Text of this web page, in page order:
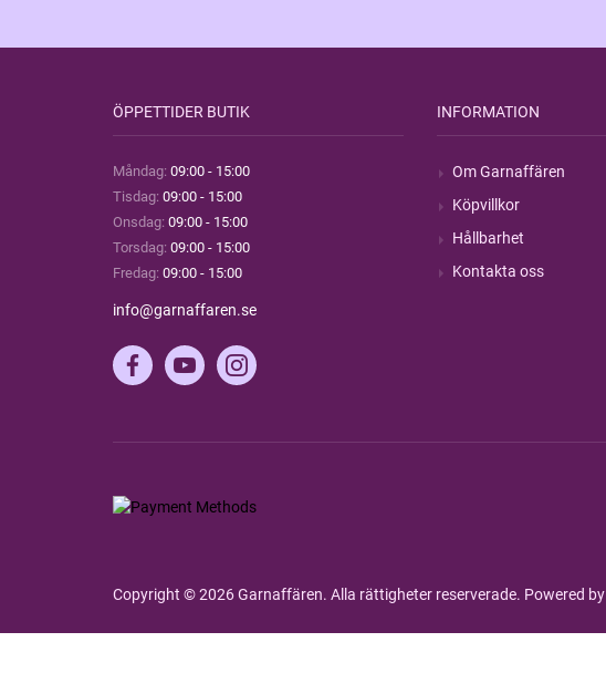
ÖPPETTIDER BUTIK
Måndag: 09:00 - 15:00
Tisdag: 09:00 - 15:00
Onsdag: 09:00 - 15:00
Torsdag: 09:00 - 15:00
Fredag: 09:00 - 15:00
info@garnaffaren.se
INFORMATION
Om Garnaffären
Köpvillkor
Hållbarhet
Kontakta oss
Copyright © 2026 Garnaffären. Alla rättigheter reserverade. Powered by